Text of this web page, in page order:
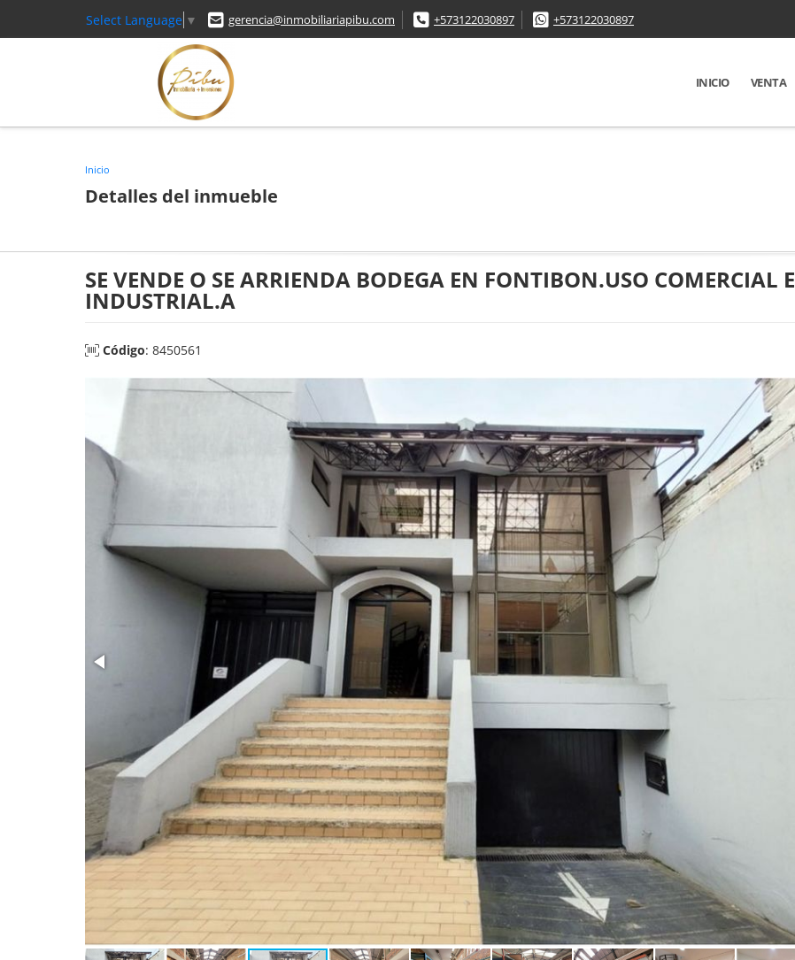
Select Language ▼ gerencia@inmobiliariapibu.com +573122030897 +573122030897
INICIO VENTA
Inicio
Detalles del inmueble
SE VENDE O SE ARRIENDA BODEGA EN FONTIBON.USO COMERCIAL E
INDUSTRIAL.A
Código: 8450561